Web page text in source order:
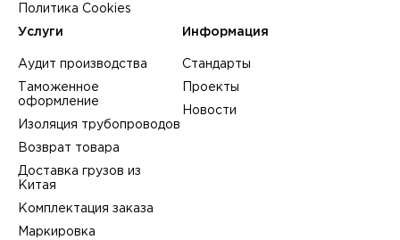
Политика Cookies
Услуги
Аудит производства
Таможенное
оформление
Изоляция трубопроводов
Возврат товара
Доставка грузов из
Китая
Комплектация заказа
Маркировка
Информация
Стандарты
Проекты
Новости